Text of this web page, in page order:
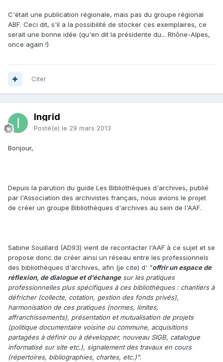
C'était une publication régionale, mais pas du groupe régional
ABF. Ceci dit, s'il a la possibilité de stocker ces exemplaires, ce
serait une bonne idée (qu'en dit la présidente du... Rhône-Alpes,
once again !)
Citer
Ingrid
Posté(e) le 29 mars 2013
Bonjour,
Depuis la parution du guide Les Bibliothèques d'archives, publié
par l'Association des archivistes français, nous avions le projet
de créer un groupe Bibliothèques d'archives au sein de l'AAF.
Sabine Souillard (AD93) vient de recontacter l'AAF à ce sujet et se
propose donc de créer ainsi un réseau entre les professionnels
des bibliothèques d'archives, afin (je cite) d' "offrir un espace de
réflexion, de dialogue et d'échangesur les pratiques
professionnelles plus spécifiques à ces bibliothèques : chantiers à
défricher (collecte, cotation, gestion des fonds privés),
harmonisation de ces pratiques (normes, limites,
affranchissements), présentation et mutualisation de projets
(politique documentaire voisine ou commune, acquisitions
partagées à définir ou à développer, nouveau SIGB, catalogue
informatisé sur site etc.), signalement des travaux en cours
(répertoires, bibliographies, chartes, etc.)".